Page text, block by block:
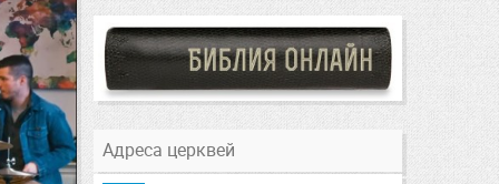
Адреса церквей